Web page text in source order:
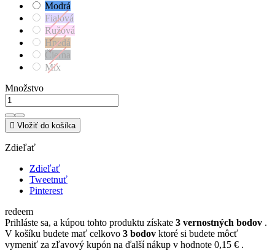
Modrá
Fialová
Ružová
Hnedá
Čierna
Mix
Množstvo
 Vložiť do košíka
Zdieľať
Zdieľať
Tweetnuť
Pinterest
redeem
Prihláste sa, a kúpou tohto produktu získate 3 vernostných bodov .
V košíku budete mať celkovo 3 bodov ktoré si budete môcť
vymeniť za zľavový kupón na ďalší nákup v hodnote 0,15 € .